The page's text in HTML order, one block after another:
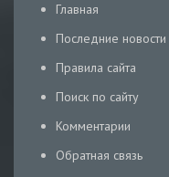
Главная
Последние новости
Правила сайта
Поиск по сайту
Комментарии
Обратная связь